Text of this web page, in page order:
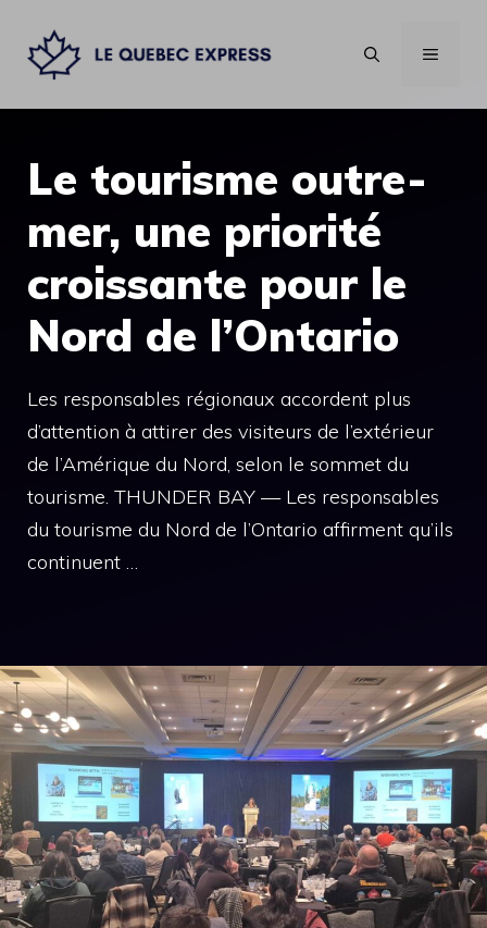
contenu
MENU
Le tourisme outre-
mer, une priorité
croissante pour le
Nord de l’Ontario
Les responsables régionaux accordent plus
d’attention à attirer des visiteurs de l’extérieur
de l’Amérique du Nord, selon le sommet du
tourisme. THUNDER BAY — Les responsables
du tourisme du Nord de l’Ontario affirment qu’ils
continuent …